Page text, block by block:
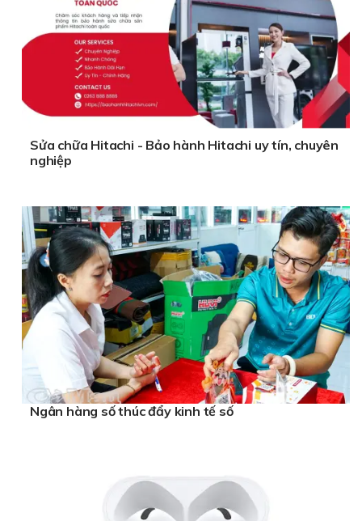
Sửa chữa Hitachi - Bảo hành Hitachi uy tín, chuyên
nghiệp
Ngân hàng số thúc đẩy kinh tế số